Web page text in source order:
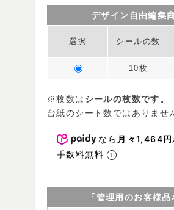
デザイン自由編集
選択 シールの数
10枚
※枚数は シールの枚数です。
台紙のシート数ではありませ
なら 月々1,464円
手数料無料
「管理用のお客様